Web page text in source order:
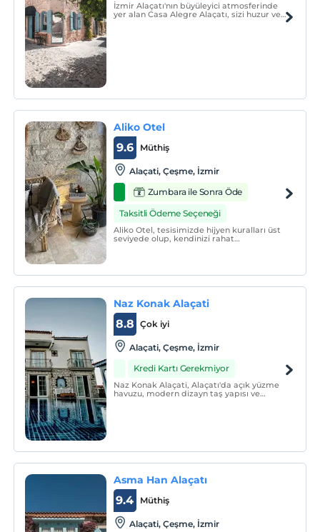
İzmir Alaçatı'nın büyüleyici atmosferinde
yer alan Casa Alegre Alaçatı, sizi huzur ve
Aliko Otel
Müthiş
9.6
Alaçati, Çeşme, İzmir
Zumbara ile Sonra Öde
Taksitli Ödeme Seçeneği
Aliko Otel, tesisimizde hijyen kuralları üst
seviyede olup, kendinizi rahat
Naz Konak Alaçati
Çok iyi
8.8
Alaçati, Çeşme, İzmir
Kredi Kartı Gerekmiyor
Naz Konak Alaçati, Alaçatı'da açık yüzme
havuzu, modern dizayn taş yapısı ve
Asma Han Alaçatı
Müthiş
9.4
Alaçati, Çeşme, İzmir